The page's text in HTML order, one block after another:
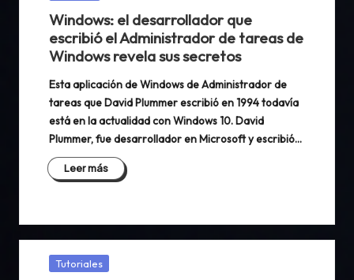
Windows: el desarrollador que
escribió el Administrador de tareas de
Windows revela sus secretos
Esta aplicación de Windows de Administrador de
tareas que David Plummer escribió en 1994 todavía
está en la actualidad con Windows 10. David
Plummer, fue desarrollador en Microsoft y escribió…
Leer más
Publicada
Tutoriales